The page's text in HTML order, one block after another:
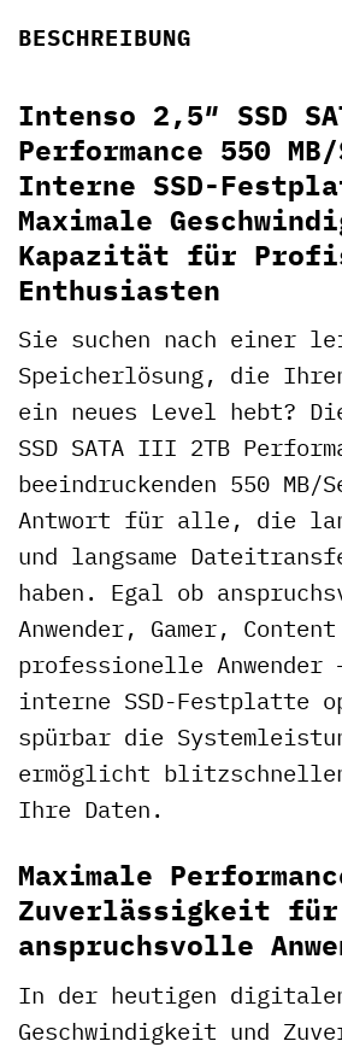
BESCHREIBUNG
Intenso 2,5″ SSD
Performance 550 MB/
Interne SSD-
Maximale
Kapazität für
Enthusiasten
Sie suchen nach einer
Speicherlösung, die
ein neues Level hebt?
SSD SATA III 2TB
beeindruckenden 550
Antwort für alle, die
und langsame
haben. Egal ob
Anwender, Gamer,
professionelle Anwender
interne SSD-Festplatte
spürbar die
ermöglicht
Ihre Daten.
Maximale
Zuverlässigkeit für
anspruchsvolle
In der heutigen
Geschwindigkeit und